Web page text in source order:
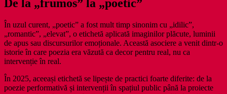
De la „frumos” la „poetic”
În uzul curent, „poetic” a fost mult timp sinonim cu „idilic”,
„romantic”, „elevat”, o etichetă aplicată imaginilor plăcute, luminii
de apus sau discursurilor emoționale. Această asociere a venit dintr-o
istorie în care poezia era văzută ca decor pentru real, nu ca
intervenție în real.
În 2025, aceeași etichetă se lipește de practici foarte diferite: de la
poezie performativă și intervenții în spațiul public până la proiecte